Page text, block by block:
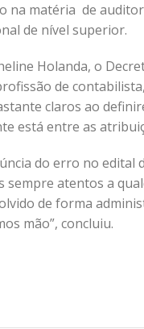
na matéria de
de nível superior.
Holanda, o
de
claros ao
está entre as
do erro no
sempre atentos a
de forma
mão”, concluiu.